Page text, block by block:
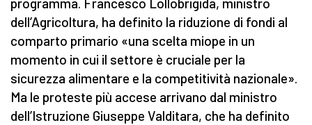
programma. Francesco Lollobrigida, ministro
dell’Agricoltura, ha definito la riduzione di fondi al
comparto primario «una scelta miope in un
momento in cui il settore è cruciale per la
sicurezza alimentare e la competitività nazionale».
Ma le proteste più accese arrivano dal ministro
dell’Istruzione Giuseppe Valditara, che ha definito